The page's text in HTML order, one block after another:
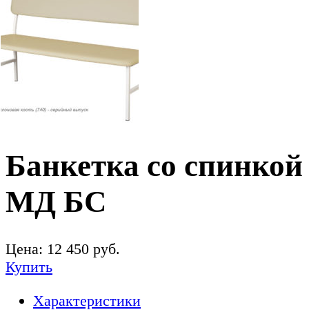
Банкетка со спинкой
МД БС
Цена: 12 450 руб.
Купить
Характеристики